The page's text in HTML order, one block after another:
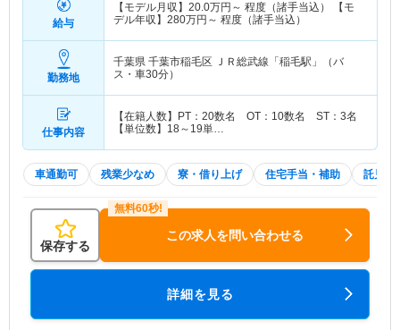
給与
【モデル月収】 20.0万円～ 程度（諸手当込） 【モ
デル年収】 280万円～ 程度（諸手当込）
勤務地
千葉県 千葉市稲毛区 ＪＲ総武線「稲毛駅」（バ
ス・車30分）
仕事内容
【在籍人数】PT：20数名 OT：10数名 ST：3名
【単位数】18～19単…
車通勤可 残業少なめ 寮・借り上げ 住宅手当・補助 託児所
保存する
この求人を問い合わせる
詳細を見る